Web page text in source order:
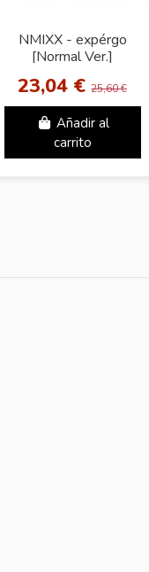
NMIXX - expérgo
[Normal Ver.]
23,04 €25,60 €
Añadir al
carrito